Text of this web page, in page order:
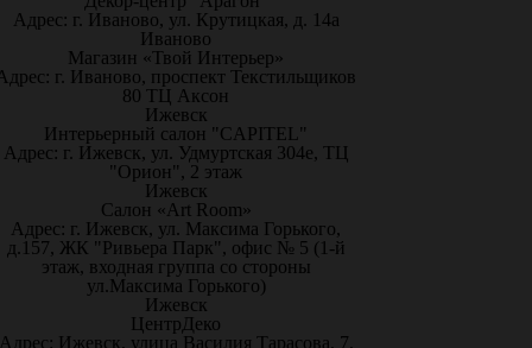
Адрес: г. Иваново, ул. Крутицкая, д. 14а
Иваново
Магазин «Твой Интерьер»
г. Иваново, проспект Текстильщиков
80 ТЦ Аксон
Ижевск
Интерьерный салон "CAPITEL"
Адрес: г. Ижевск, ул. Удмуртская 304е, ТЦ
"Орион", 2 этаж
Ижевск
Салон «Art Room»
Адрес: г. Ижевск, ул. Максима Горького,
д.157, ЖК "Ривьера Парк", офис № 5 (1-й
этаж, входная группа со стороны
ул.Максима Горького)
Ижевск
ЦентрДеко
Ижевск, улица Василия Тарасова, 7,